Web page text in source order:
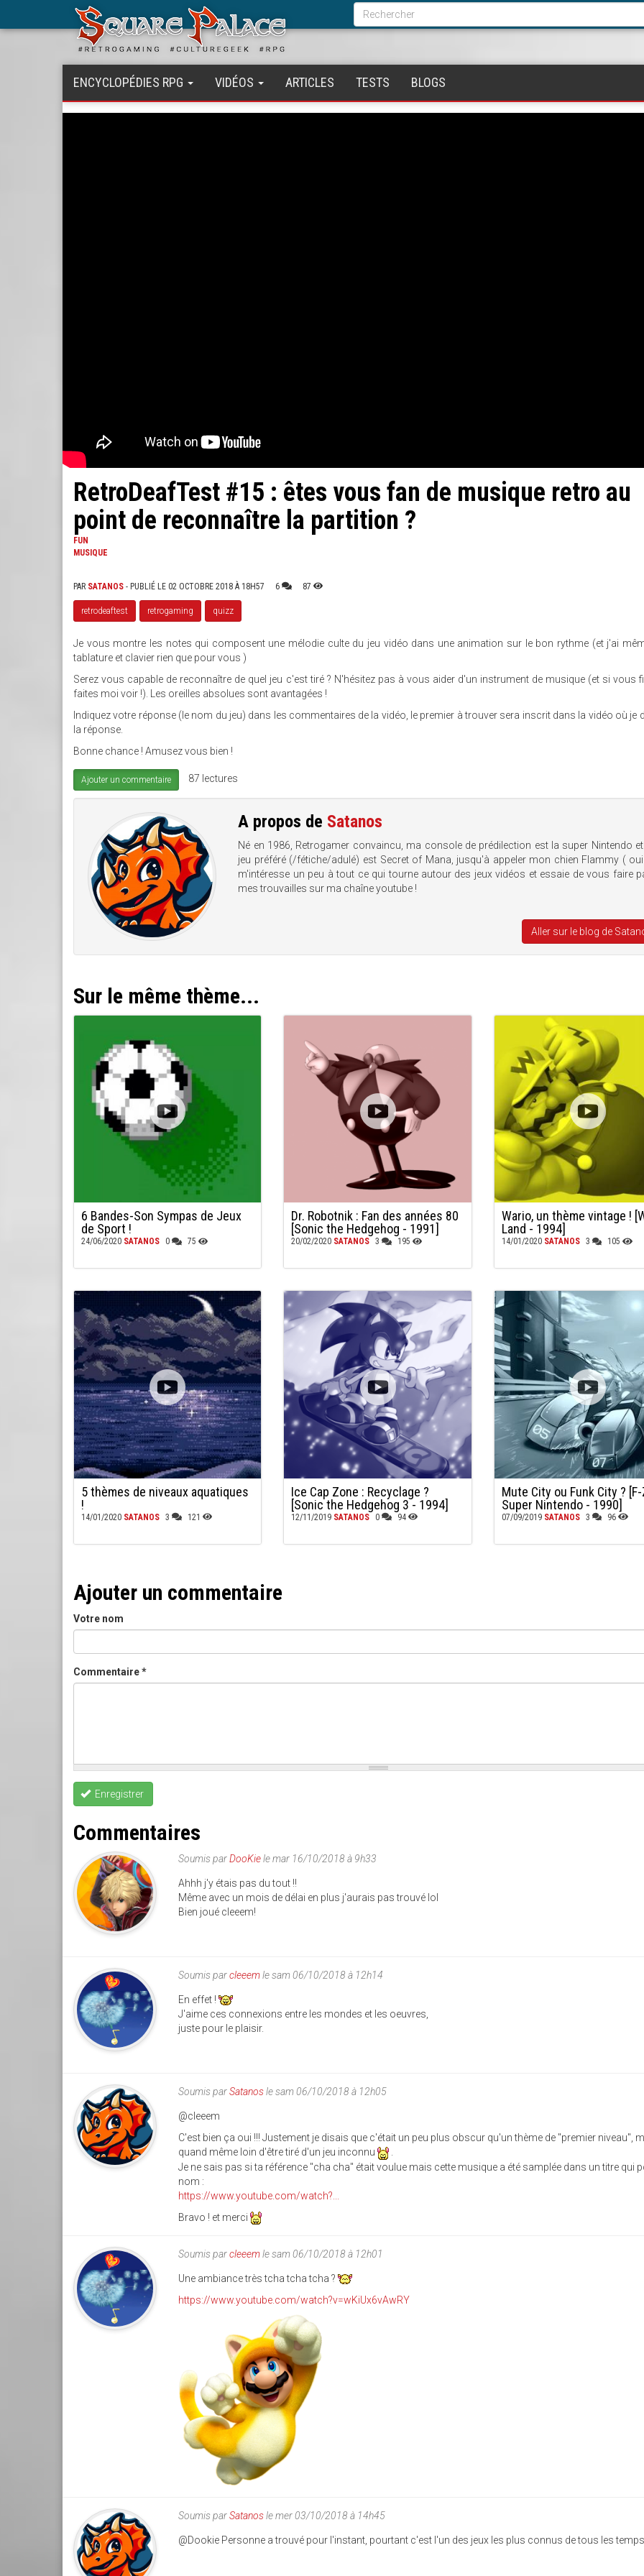
Formulaire
de
recherche
Rechercher
ENCYCLOPÉDIES RPG VIDÉOS ARTICLES TESTS BLOGS
RetroDeafTest #15 : êtes vous fan de musique retro au
point de reconnaître la partition ?
FUN
MUSIQUE
PAR SATANOS - PUBLIÉ LE 02 OCTOBRE 2018 À 18H57 6 87
retrodeaftest retrogaming quizz
Je vous montre les notes qui composent une mélodie culte du jeu vidéo dans une animation sur le bon rythme (et j'ai
tablature et clavier rien que pour vous )
Serez vous capable de reconnaître de quel jeu c'est tiré ? N'hésitez pas à vous aider d'un instrument de musique (et si vous
faites moi voir !). Les oreilles absolues sont avantagées !
Indiquez votre réponse (le nom du jeu) dans les commentaires de la vidéo, le premier à trouver sera inscrit dans la vidéo où je
la réponse.
Bonne chance ! Amusez vous bien !
Ajouter un commentaire 87 lectures
A propos de Satanos
Né en 1986, Retrogamer convaincu, ma console de prédilection est la super Nintendo
jeu préféré (/fétiche/adulé) est Secret of Mana, jusqu'à appeler mon chien Flammy (
m'intéresse un peu à tout ce qui tourne autour des jeux vidéos et essaie de vous faire
mes trouvailles sur ma chaîne youtube !
Aller sur le blog de
Sur le même thème...
6 Bandes-Son Sympas de Jeux
de Sport !
24/06/2020 SATANOS 0 75
Dr. Robotnik : Fan des années 80
[Sonic the Hedgehog - 1991]
20/02/2020 SATANOS 3 195
Wario, un thème vintage !
Land - 1994]
14/01/2020 SATANOS 3 105
5 thèmes de niveaux aquatiques
!
14/01/2020 SATANOS 3 121
Ice Cap Zone : Recyclage ?
[Sonic the Hedgehog 3 - 1994]
12/11/2019 SATANOS 0 94
Mute City ou Funk City ?
Super Nintendo - 1990]
07/09/2019 SATANOS 3 96
Ajouter un commentaire
Votre nom
Commentaire*
Enregistrer
Commentaires
Soumis parDooKiele mar 16/10/2018 à 9h33
Ahhh j'y étais pas du tout !!
Même avec un mois de délai en plus j'aurais pas trouvé lol
Bien joué cleeem!
Soumis parcleeemle sam 06/10/2018 à 12h14
En effet !
J'aime ces connexions entre les mondes et les oeuvres,
juste pour le plaisir.
Soumis parSatanosle sam 06/10/2018 à 12h05
@cleeem
C'est bien ça oui !!! Justement je disais que c'était un peu plus obscur qu'un thème de "premier niveau",
quand même loin d'être tiré d'un jeu inconnu
.
Je ne sais pas si ta référence "cha cha" était voulue mais cette musique a été samplée dans un titre qui
nom :
https://www.youtube.com/watch?...
Bravo ! et merci
Soumis parcleeemle sam 06/10/2018 à 12h01
Une ambiance très tcha tcha tcha ?
https://www.youtube.com/watch?v=wKiUx6vAwRY
catmario1.png
Soumis parSatanosle mer 03/10/2018 à 14h45
@Dookie Personne a trouvé pour l'instant, pourtant c'est l'un des jeux les plus connus de tous les